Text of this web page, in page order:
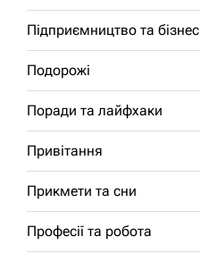
Підприємництво та бізнес
Подорожі
Поради та лайфхаки
Привітання
Прикмети та сни
Професії та робота